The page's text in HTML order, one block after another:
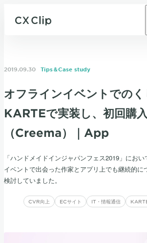
2019.09.30 Tips＆Case study
オフラインイベントでの
KARTEで実装し、初回購
（Creema）｜App
「ハンドメイドインジャパンフェス2019」にお
イベントで出会った作家とアプリ上でも継続的に
検討していました。
CVR向上 ECサイト IT・情報通信